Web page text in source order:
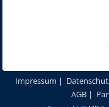
Impressum |
AGB|